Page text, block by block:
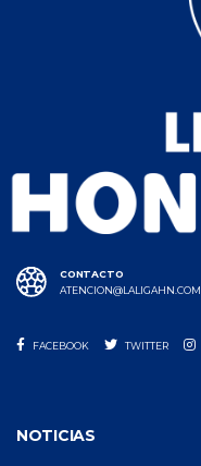
CONTACTO
ATENCION@LALIGAHN.COM
FACEBOOK TWITTER
NOTICIAS